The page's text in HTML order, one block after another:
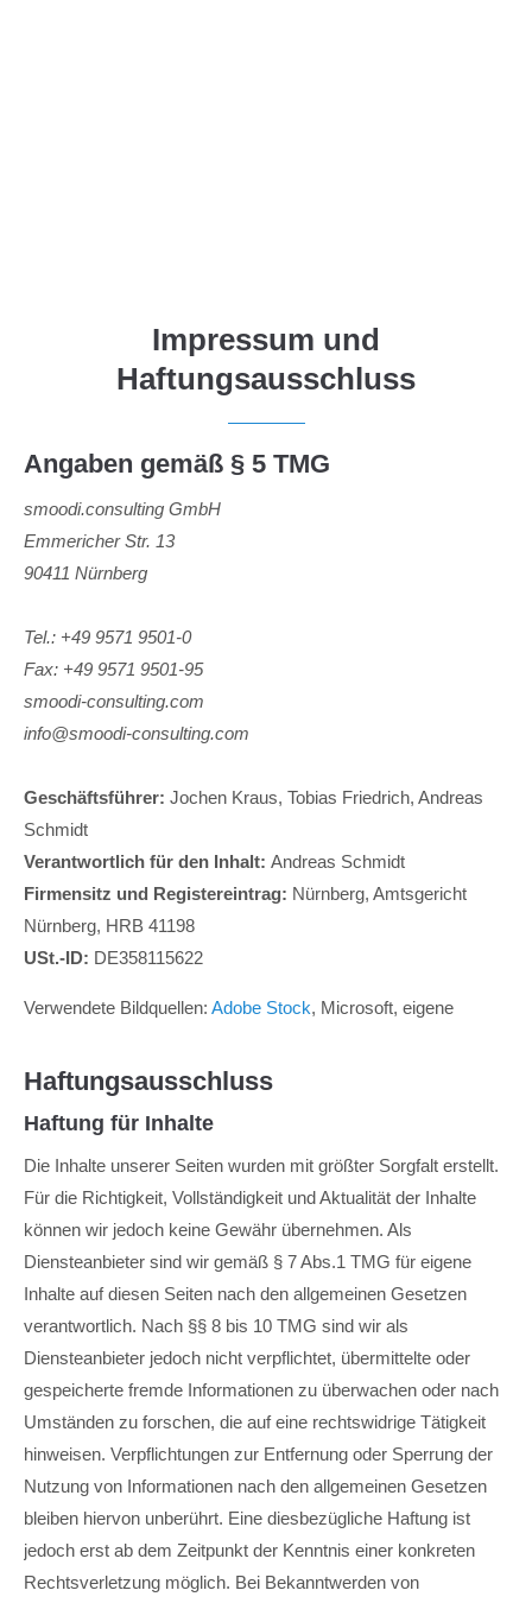
Lost your password?
Support
24h
Mon - Fri 8:00am - 5:00pm(GMT +1)
Get in touch
Cybersteel Inc.
376-293 City Road, Suite 600
San Francisco, CA 94102
Have any questions?
info@yourdomain.com
About us
Lorem ipsum dolor sit amet, consectetuer adipiscing
elit.
sociis natoque penatibus et magnis dis parturient montes,
nascetur ridiculus mus. Donec quam felis, ultricies nec.
Impressum und
Haftungsausschluss
Angaben gemäß § 5 TMG
smoodi.consulting GmbH
Emmericher Str. 13
90411 Nürnberg
Tel.: +49 9571 9501-0
Fax: +49 9571 9501-95
smoodi-consulting.com
info@smoodi-consulting.com
Geschäftsführer: Jochen Kraus, Tobias Friedrich, Andreas
Schmidt
Verantwortlich für den Inhalt: Andreas Schmidt
Firmensitz und Registereintrag: Nürnberg, Amtsgericht
Nürnberg, HRB 41198
USt.-ID: DE358115622
Verwendete Bildquellen: Adobe Stock, Microsoft, eigene
Haftungsausschluss
Haftung für Inhalte
Die Inhalte unserer Seiten wurden mit größter Sorgfalt erstellt.
Für die Richtigkeit, Vollständigkeit und Aktualität der Inhalte
können wir jedoch keine Gewähr übernehmen. Als
Diensteanbieter sind wir gemäß § 7 Abs.1 TMG für eigene
Inhalte auf diesen Seiten nach den allgemeinen Gesetzen
verantwortlich. Nach §§ 8 bis 10 TMG sind wir als
Diensteanbieter jedoch nicht verpflichtet, übermittelte oder
gespeicherte fremde Informationen zu überwachen oder nach
Umständen zu forschen, die auf eine rechtswidrige Tätigkeit
hinweisen. Verpflichtungen zur Entfernung oder Sperrung der
Nutzung von Informationen nach den allgemeinen Gesetzen
bleiben hiervon unberührt. Eine diesbezügliche Haftung ist
jedoch erst ab dem Zeitpunkt der Kenntnis einer konkreten
Rechtsverletzung möglich. Bei Bekanntwerden von